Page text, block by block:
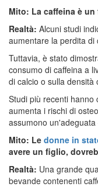
Mito: La caffeina è
Realtà: Alcuni studi
aumentare la perdita di
Tuttavia, è stato
consumo di caffeina a
di calcio o sulla densità
Studi più recenti hanno
aumenta i rischi di
assumono
Mito: Le donne in
avere un figlio,
Realtà: Una grande
bevande contenenti